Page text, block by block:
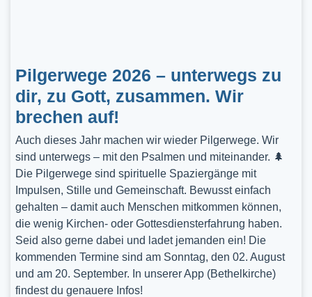
Pilgerwege 2026 – unterwegs zu
dir, zu Gott, zusammen. Wir
brechen auf!
Auch dieses Jahr machen wir wieder Pilgerwege. Wir
sind unterwegs – mit den Psalmen und miteinander. 🌲
Die Pilgerwege sind spirituelle Spaziergänge mit
Impulsen, Stille und Gemeinschaft. Bewusst einfach
gehalten – damit auch Menschen mitkommen können,
die wenig Kirchen- oder Gottesdiensterfahrung haben.
Seid also gerne dabei und ladet jemanden ein! Die
kommenden Termine sind am Sonntag, den 02. August
und am 20. September. In unserer App (Bethelkirche)
findest du genauere Infos!